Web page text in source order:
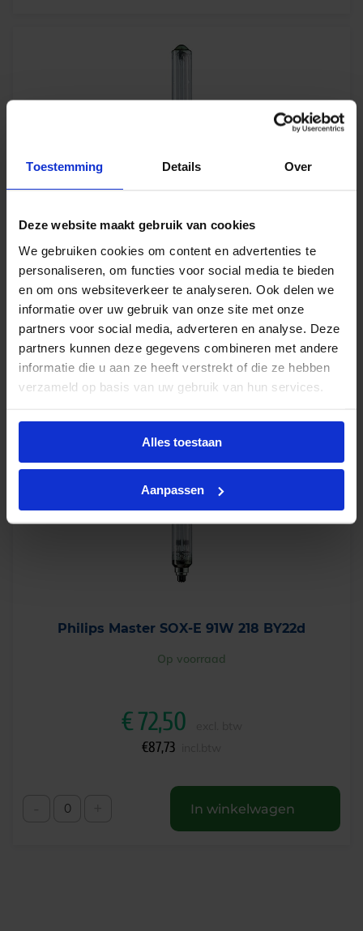
Toestemming Details Over
Deze website maakt gebruik van cookies
We gebruiken cookies om content en advertenties te
personaliseren, om functies voor social media te bieden
en om ons websiteverkeer te analyseren. Ook delen we
informatie over uw gebruik van onze site met onze
partners voor social media, adverteren en analyse. Deze
partners kunnen deze gegevens combineren met andere
informatie die u aan ze heeft verstrekt of die ze hebben
verzameld op basis van uw gebruik van hun services.
Alles toestaan
Aanpassen
€65,25 excl. btw
€78,95 incl.btw
+
- In winkelwagen
Philips Master SOX-E 91W 218 BY22d
Op voorraad
€72,50
€87,73
In winkelwagen